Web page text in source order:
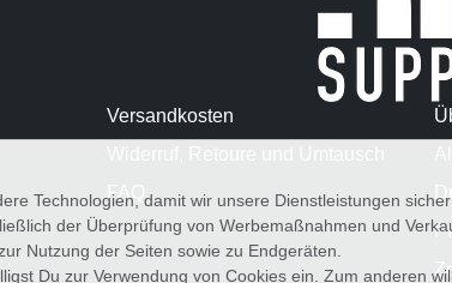
Versandkosten
FAQ
Technologien, damit wir unsere Dienstleistungen
der Überprüfung von Werbemaßnahmen und
Nutzung der Seiten sowie zu Endgeräten.
Du zur Verwendung von Cookies ein. Zum anderen